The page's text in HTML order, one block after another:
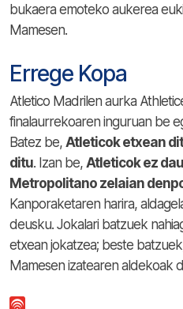
bukaera emoteko aukerea
Mamesen.
Errege Kopa
Atletico Madrilen aurka
finalaurrekoaren inguruan be
Batez be, Atleticok etxean
ditu. Izan be, Atleticok ez
Metropolitano zelaian
Kanporaketaren harira,
deusku. Jokalari batzuek
etxean jokatzea; beste
Mamesen izatearen aldekoak